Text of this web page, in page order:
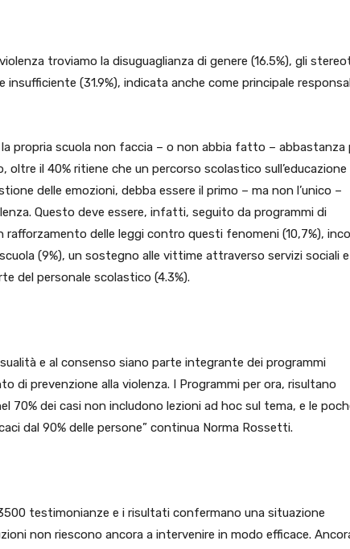
troviamo la disuguaglianza di genere (16.5%), gli
insufficiente (31.9%), indicata anche come principale
propria scuola non faccia – o non abbia fatto – abbastanza
il 40% ritiene che un percorso scolastico sull’educazione
delle emozioni, debba essere il primo – ma non l’unico –
Questo deve essere, infatti, seguito da programmi di
rafforzamento delle leggi contro questi fenomeni (10,7%),
(9%), un sostegno alle vittime attraverso servizi sociali e
del personale scolastico (4.3%).
e al consenso siano parte integrante dei programmi
di prevenzione alla violenza. I Programmi per ora, risultano
70% dei casi non includono lezioni ad hoc sul tema, e le
dal 90% delle persone” continua Norma Rossetti.
testimonianze e i risultati confermano una situazione
non riescono ancora a intervenire in modo efficace.